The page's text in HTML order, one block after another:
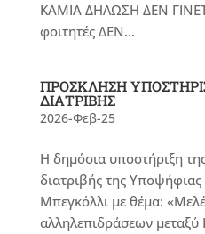
ΚΑΜΙΑ ΔΗΛΩΣΗ ΔΕΝ
φοιτητές ΔΕΝ...
ΠΡΟΣΚΛΗΣΗ
ΔΙΑΤΡΙΒΗΣ
2026-Φεβ-25
Η δημόσια υποστήριξη
διατριβής της
Μπεγκόλλι με θέμα:
αλληλεπιδράσεων μεταξύ